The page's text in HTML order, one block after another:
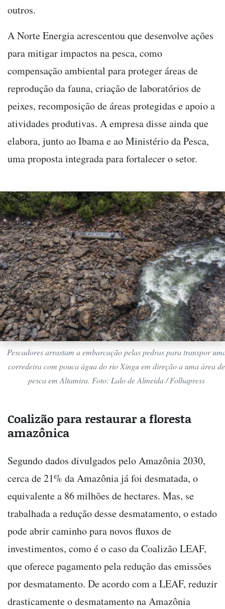
outros.
A Norte Energia acrescentou que desenvolve ações
para mitigar impactos na pesca, como
compensação ambiental para proteger áreas de
reprodução da fauna, criação de laboratórios de
peixes, recomposição de áreas protegidas e apoio a
atividades produtivas. A empresa disse ainda que
elabora, junto ao Ibama e ao Ministério da Pesca,
uma proposta integrada para fortalecer o setor.
Pescadores arrastam a embarcação pelas pedras para transpor
corredeira com pouca água do rio Xingu em direção a uma área de
pesca em Altamira. Foto: Lalo de Almeida / Folhapress
Coalizão para restaurar a floresta
amazônica
Segundo dados divulgados pelo Amazônia 2030,
cerca de 21% da Amazônia já foi desmatada, o
equivalente a 86 milhões de hectares. Mas, se
trabalhada a redução desse desmatamento, o estado
pode abrir caminho para novos fluxos de
investimentos, como é o caso da Coalizão LEAF,
que oferece pagamento pela redução das emissões
por desmatamento. De acordo com a LEAF, reduzir
drasticamente o desmatamento na Amazônia